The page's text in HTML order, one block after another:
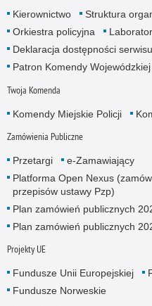
Kierownictwo Struktura
Orkiestra policyjna
Deklaracja dostępności serwisu
Patron Komendy Wojewódzkiej
Twoja Komenda
Komendy Miejskie Policji
Zamówienia Publiczne
Przetargi
e-Zamawiający
Platforma Open Nexus
przepisów ustawy Pzp)
Plan zamówień publicznych
Plan zamówień publicznych
Projekty UE
Fundusze Unii Europejskiej
Fundusze Norweskie